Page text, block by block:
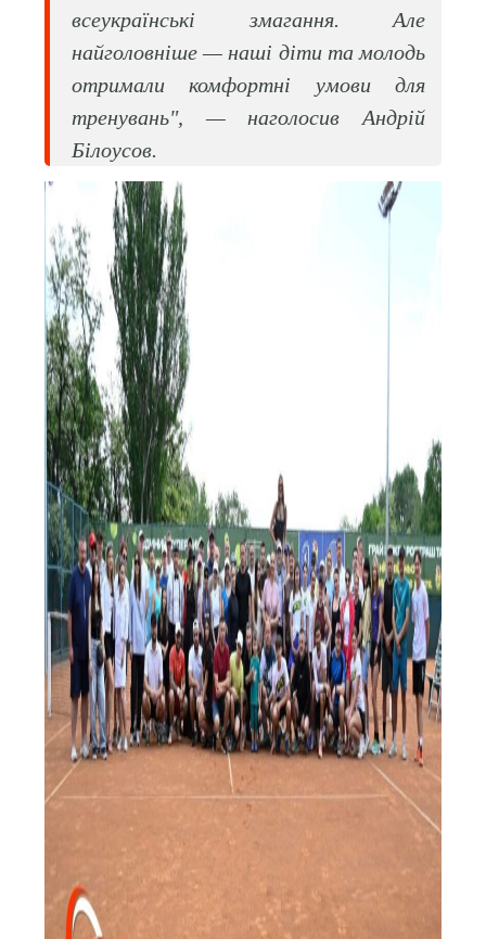
всеукраїнські змагання. Але
найголовніше — наші діти та молодь
отримали комфортні умови для
тренувань", — наголосив Андрій
Білоусов.